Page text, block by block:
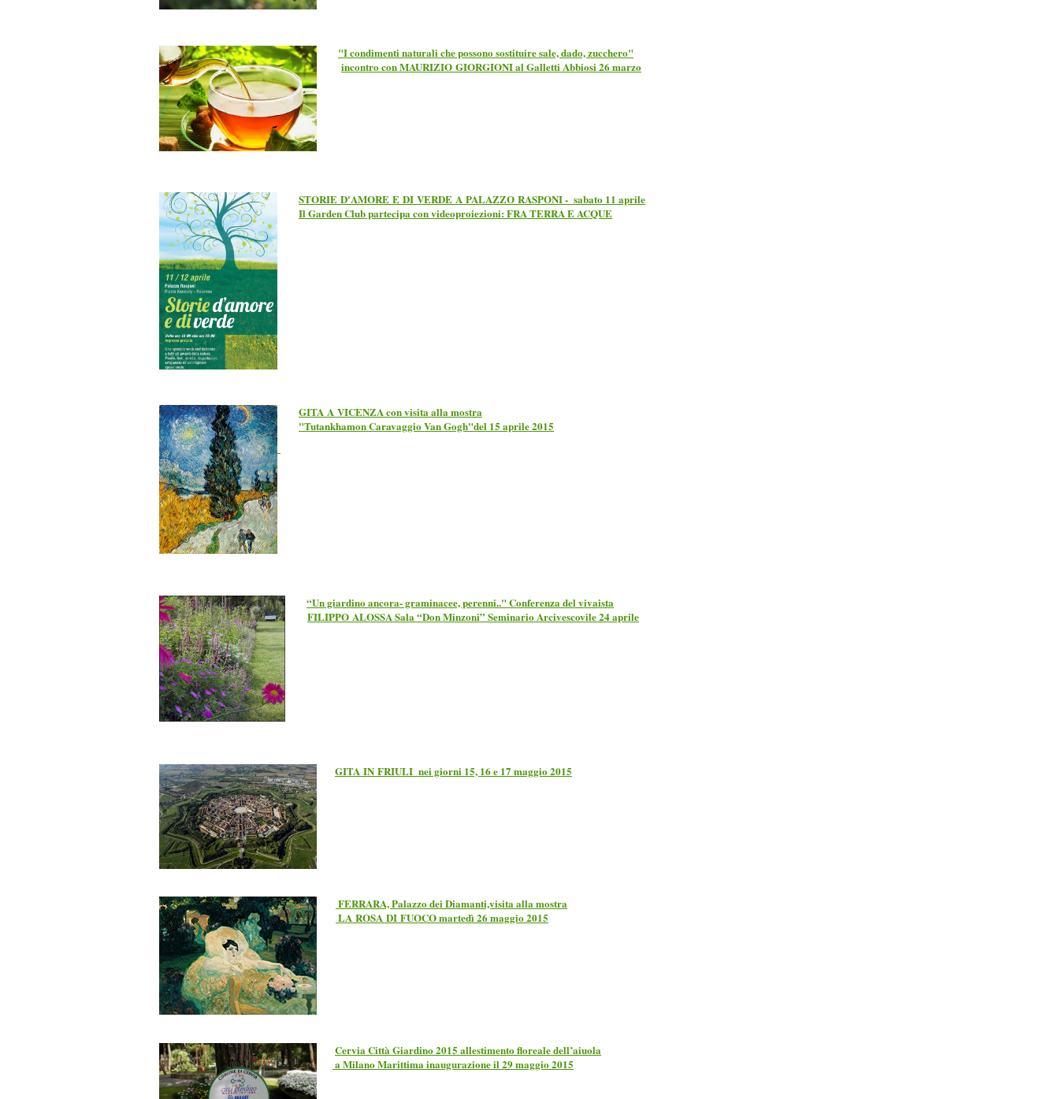
"I condimenti naturali che possono sostituire sale, dado, zucchero"
incontro con MAURIZIO GIORGIONI al Galletti Abbiosi 26 marzo
STORIE D'AMORE E DI VERDE A PALAZZO RASPONI - sabato 11 aprile
Il Garden Club partecipa con videoproiezioni: FRA TERRA E ACQUE
GITA A VICENZA con visita alla mostra
"Tutankhamon Caravaggio Van Gogh"del 15 aprile2015
“Un giardino ancora- graminacee, perenni.." Conferenza del vivaista
FILIPPO ALOSSA Sala “Don Minzoni” Seminario Arcivescovile 24 aprile
GITA IN FRIULI nei giorni 15, 16 e 17 maggio 2015
FERRARA, Palazzo dei Diamanti,visita alla mostra
LA ROSA DI FUOCO martedì 26 maggio 2015
Cervia Città Giardino 2015 allestimento floreale dell’aiuola
a Milano Marittima inaugurazione il 29 maggio 2015